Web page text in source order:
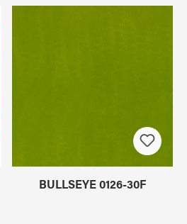
BULLSEYE 0126-30F